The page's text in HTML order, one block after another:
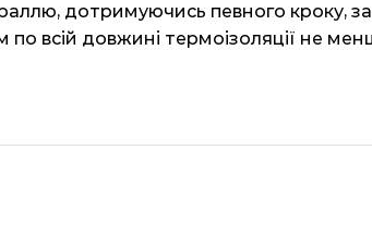
дотримуючись певного кроку,
всій довжині термоізоляції не